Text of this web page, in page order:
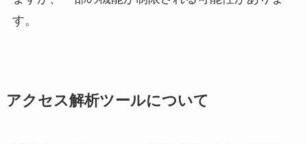
す。
アクセス解析ツールについて